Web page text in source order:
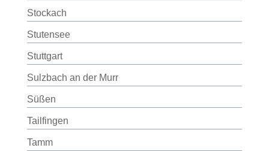
Stockach
Stutensee
Stuttgart
Sulzbach an der Murr
Süßen
Tailfingen
Tamm